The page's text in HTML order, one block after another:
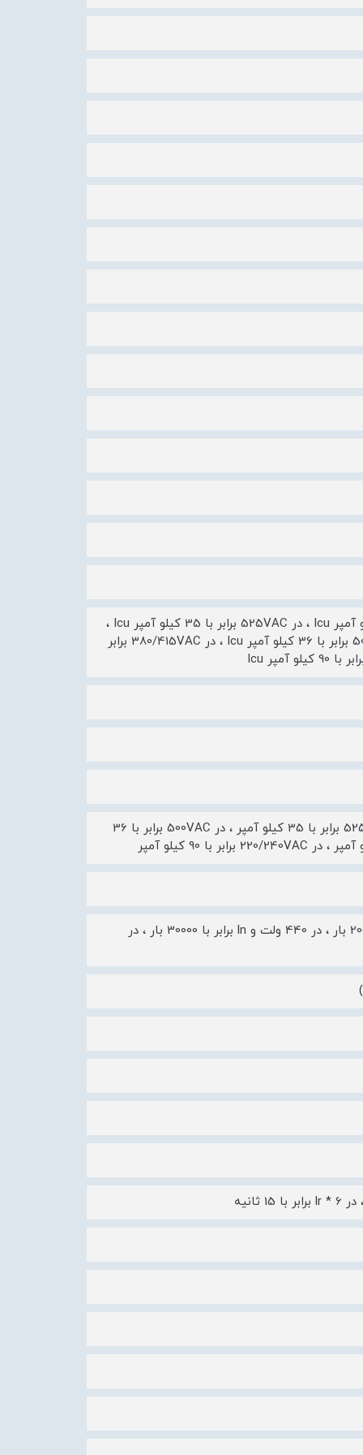
ظرفیت قطع در 240VAC برابر با 85 کیلو آمپر ، در 660/690VAC برابر با 10 کیلو آمپر Icu ، در 525VAC برابر با 35 کیلو آمپر Icu ،
در 600VAC برابر با 20 کیلو آمپر ، در 480VAC برابر با 50 کیلو آمپر ، در 500VAC برابر با 36 کیلو آمپر Icu ، در 380/415VAC برابر
رنج ظرفیت قطع سرویس [Ics] در 660/690VAC برابر با 10 کیلو آمپر ، در 525VAC برابر با 35 کیلو آمپر ، در 500VAC برابر با 36
دوام الکتریکی در 690 ولت و ln برابر با 10000 بار ، در 690 ولت و 2/ln برابر با 20000 بار ، در 440 ولت و ln برابر با 30000 بار ، در